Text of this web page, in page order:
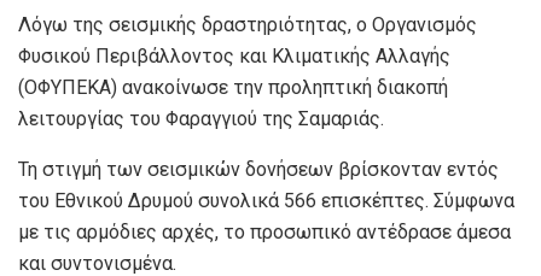
Λόγω της σεισμικής δραστηριότητας, ο Οργανισμός
Φυσικού Περιβάλλοντος και Κλιματικής Αλλαγής
(ΟΦΥΠΕΚΑ) ανακοίνωσε την προληπτική διακοπή
λειτουργίας του Φαραγγιού της Σαμαριάς.
Τη στιγμή των σεισμικών δονήσεων βρίσκονταν εντός
του Εθνικού Δρυμού συνολικά 566 επισκέπτες. Σύμφωνα
με τις αρμόδιες αρχές, το προσωπικό αντέδρασε άμεσα
και συντονισμένα.